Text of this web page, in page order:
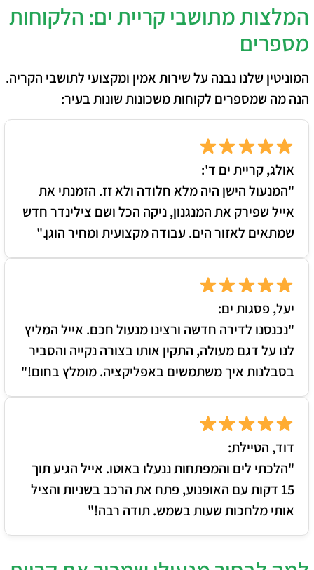
המלצות מתושבי קריית ים: הלקוחות
מספרים
המוניטין שלנו נבנה על שירות אמין ומקצועי לתושבי הקריה.
הנה מה שמספרים לקוחות משכונות שונות בעיר:
אולג, קריית ים ד':
"המנעול הישן היה מלא חלודה ולא זז. הזמנתי את
אייל שפירק את המנגנון, ניקה הכל ושם צילינדר חדש
שמתאים לאזור הים. עבודה מקצועית ומחיר הוגן."
יעל, פסגות ים:
"נכנסנו לדירה חדשה ורצינו מנעול חכם. אייל המליץ
לנו על דגם מעולה, התקין אותו בצורה נקייה והסביר
בסבלנות איך משתמשים באפליקציה. מומלץ בחום!"
דוד, הטיילת:
"הלכתי לים והמפתחות ננעלו באוטו. אייל הגיע תוך
15 דקות עם האופנוע, פתח את הרכב בשניות והציל
אותי מלחכות שעות בשמש. תודה רבה!"